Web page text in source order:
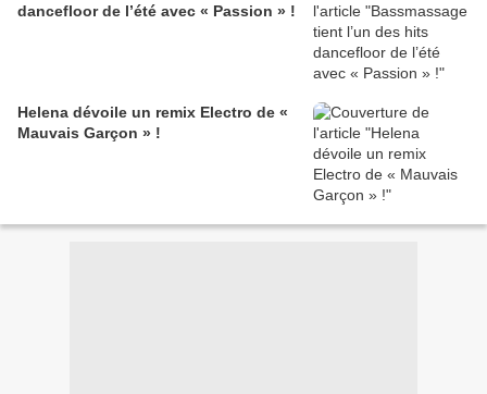
dancefloor de l’été avec « Passion » !
Helena dévoile un remix Electro de «
Mauvais Garçon » !